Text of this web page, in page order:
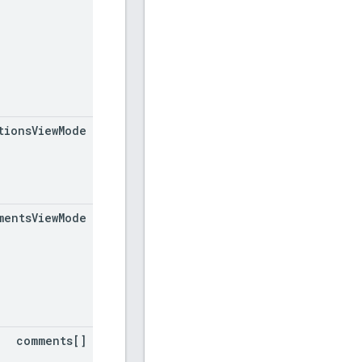
ViewMode
ViewMode
comments[]